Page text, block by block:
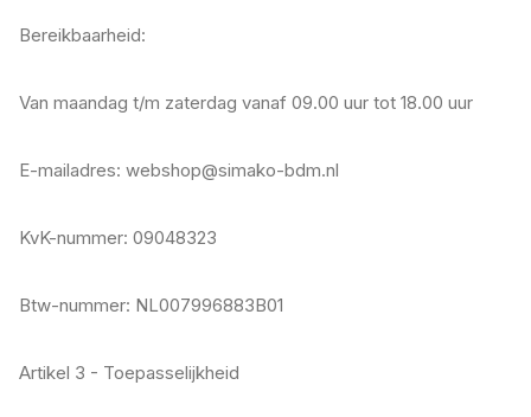
Bereikbaarheid:
Van maandag t/m zaterdag vanaf 09.00 uur tot 18.00 uur
E-mailadres: webshop@simako-bdm.nl
KvK-nummer: 09048323
Btw-nummer: NL007996883B01
Artikel 3 - Toepasselijkheid